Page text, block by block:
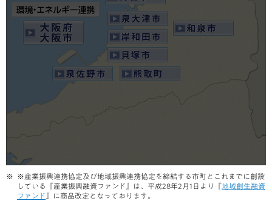
※産業振興連携協定及び地域振興連携協定を締結する市町とこれまでに創設
している『産業振興融資ファンド』は、平成28年2月1日より『地域創生融資
ファンド 』に商品改定となっております。